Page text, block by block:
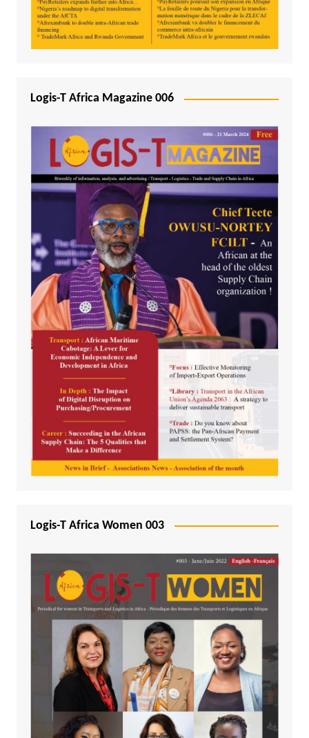
Logis-T Africa Magazine 006
Logis-T Africa Women 003